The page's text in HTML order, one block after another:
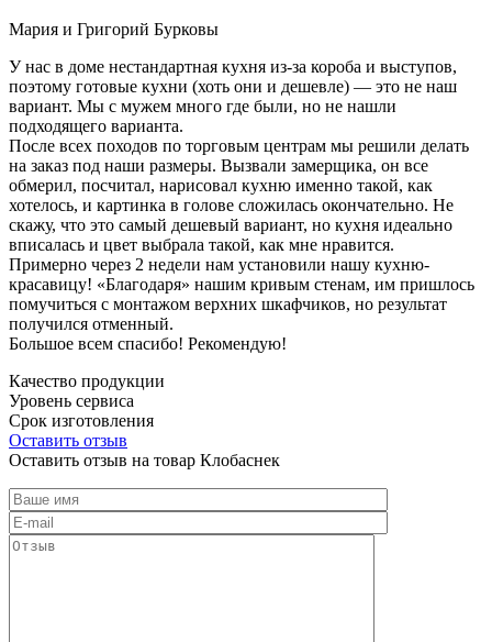
Мария и Григорий Бурковы
У нас в доме нестандартная кухня из-за короба и выступов,
поэтому готовые кухни (хоть они и дешевле) — это не наш
вариант. Мы с мужем много где были, но не нашли
подходящего варианта.
После всех походов по торговым центрам мы решили делать
на заказ под наши размеры. Вызвали замерщика, он все
обмерил, посчитал, нарисовал кухню именно такой, как
хотелось, и картинка в голове сложилась окончательно. Не
скажу, что это самый дешевый вариант, но кухня идеально
вписалась и цвет выбрала такой, как мне нравится.
Примерно через 2 недели нам установили нашу кухню-
красавицу! «Благодаря» нашим кривым стенам, им пришлось
помучиться с монтажом верхних шкафчиков, но результат
получился отменный.
Большое всем спасибо! Рекомендую!
Качество продукции
Уровень сервиса
Срок изготовления
Оставить отзыв
Оставить отзыв на товар Клобаснек